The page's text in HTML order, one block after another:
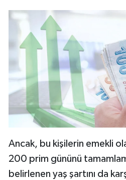
Ancak, bu kişilerin emekli
200 prim gününü
belirlenen yaş şartını da